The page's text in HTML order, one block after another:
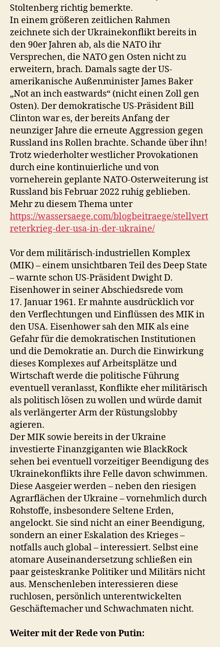
Stoltenberg richtig bemerkte.
In einem größeren zeitlichen Rahmen
zeichnete sich der Ukrainekonflikt bereits in
den 90er Jahren ab, als die NATO ihr
Versprechen, die NATO gen Osten nicht zu
erweitern, brach. Damals sagte der US-
amerikanische Außenminister James Baker
„Not an inch eastwards“ (nicht einen Zoll gen
Osten). Der demokratische US-Präsident Bill
Clinton war es, der bereits Anfang der
neunziger Jahre die erneute Aggression gegen
Russland ins Rollen brachte. Schande über ihn!
Trotz wiederholter westlicher Provokationen
durch eine kontinuierliche und von
vorneherein geplante NATO-Osterweiterung ist
Russland bis Februar 2022 ruhig geblieben.
Mehr zu diesem Thema unter
https://wassersaege.com/blogbeitraege/stellvert
reterkrieg-der-usa-in-der-ukraine/
Vor dem militärisch-industriellen Komplex
(MIK) – einem unsichtbaren Teil des Deep State
– warnte schon US-Präsident Dwight D.
Eisenhower in seiner Abschiedsrede vom
17. Januar 1961. Er mahnte ausdrücklich vor
den Verflechtungen und Einflüssen des MIK in
den USA. Eisenhower sah den MIK als eine
Gefahr für die demokratischen Institutionen
und die Demokratie an. Durch die Einwirkung
dieses Komplexes auf Arbeitsplätze und
Wirtschaft werde die politische Führung
eventuell veranlasst, Konflikte eher militärisch
als politisch lösen zu wollen und würde damit
als verlängerter Arm der Rüstungslobby
agieren.
Der MIK sowie bereits in der Ukraine
investierte Finanzgiganten wie BlackRock
sehen bei eventuell vorzeitiger Beendigung des
Ukrainekonflikts ihre Felle davon schwimmen.
Diese Aasgeier werden – neben den riesigen
Agrarflächen der Ukraine – vornehmlich durch
Rohstoffe, insbesondere Seltene Erden,
angelockt. Sie sind nicht an einer Beendigung,
sondern an einer Eskalation des Krieges –
notfalls auch global – interessiert. Selbst eine
atomare Auseinandersetzung schließen ein
paar geisteskranke Politiker und Militärs nicht
aus. Menschenleben interessieren diese
ruchlosen, persönlich unterentwickelten
Geschäftemacher und Schwachmaten nicht.
Weiter mit der Rede von Putin: